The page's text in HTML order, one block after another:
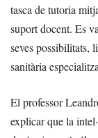
tasca de tutoria
suport docent. Es
seves possibilitats,
sanitària
El professor
explicar que la